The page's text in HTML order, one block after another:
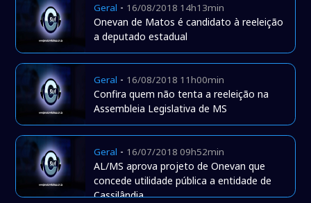
Geral - 16/08/2018 14h13min
Onevan de Matos é candidato à reeleição
a deputado estadual
Geral - 16/08/2018 11h00min
Confira quem não tenta a reeleição na
Assembleia Legislativa de MS
Geral - 16/07/2018 09h52min
AL/MS aprova projeto de Onevan que
concede utilidade pública a entidade de
Cassilândia